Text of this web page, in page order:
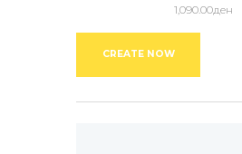
1,090.00ден
CREATE NOW